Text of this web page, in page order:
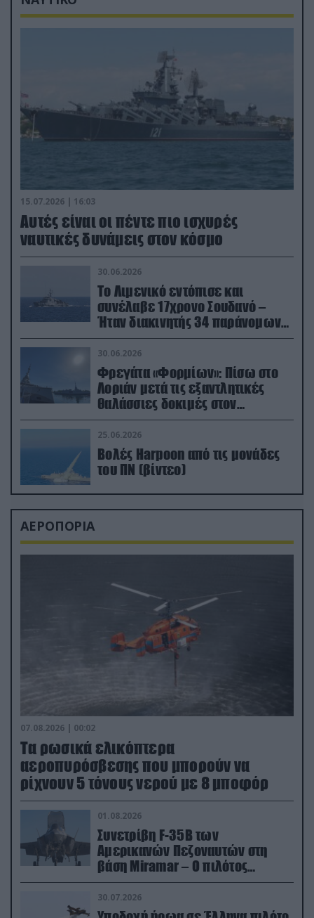
15.07.2026 | 16:03
Aυτές είναι οι πέντε πιο ισχυρές
ναυτικές δυνάμεις στον κόσμο
30.06.2026
Το Λιμενικό εντόπισε και
συνέλαβε 17χρονο Σουδανό –
Ήταν διακινητής 34 παράνομων
μεταναστών
30.06.2026
Φρεγάτα «Φορμίων»: Πίσω στο
Λοριάν μετά τις εξαντλητικές
θαλάσσιες δοκιμές στον
απαιτητικό Βισκαϊκό
25.06.2026
Βολές Harpoon από τις μονάδες
του ΠΝ (βίντεο)
ΑΕΡΟΠΟΡΙΑ
07.08.2026 | 00:02
Τα ρωσικά ελικόπτερα
αεροπυρόσβεσης που μπορούν να
ρίχνουν 5 τόνους νερού με 8 μποφόρ
01.08.2026
Συνετρίβη F-35B των
Αμερικανών Πεζοναυτών στη
βάση Miramar – Ο πιλότος
εκτινάχθηκε εγκαίρως
30.07.2026